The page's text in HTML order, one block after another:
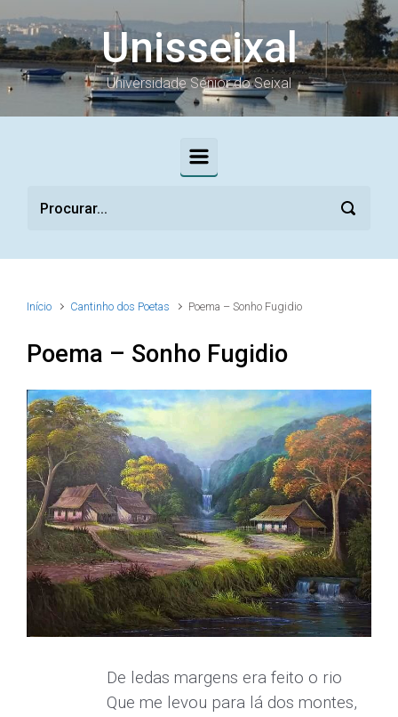
Skip to main content
Unisseixal
Universidade Sénior do Seixal
Início Cantinho dos Poetas Poema – Sonho Fugidio
Poema – Sonho Fugidio
De ledas margens era feito o rio
Que me levou para lá dos montes,